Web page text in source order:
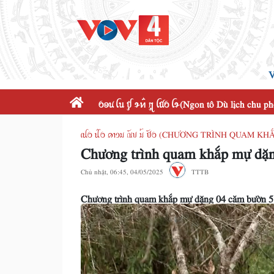
ꪉꪮꪙ ꪶꪕ ꪤꪴ ꪩꪀꪲ ꪋꪴ ꪶꪠꪉ ꪶꪩ(Ngon tô Dù lịch chu
ꪹꪊꪉ ꪊꪲꪉ ꪁꪱꪫꪣ ꪄꪰꪚ ꪣꪳ ꪥꪰꪉ (CHƯƠNG TRÌNH QUAM
Chương trình quam khắp mự
Chủ nhật, 06:45, 04/05/2025 TTTB
Chương trình quam khắp mự dặng 04 căm bườn